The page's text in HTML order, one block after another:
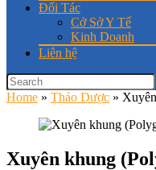
Đối Tác
Cở Sở Y Tế
Kinh Doanh
Liên hệ
Home » Thảo Dược »
Xuyên khung